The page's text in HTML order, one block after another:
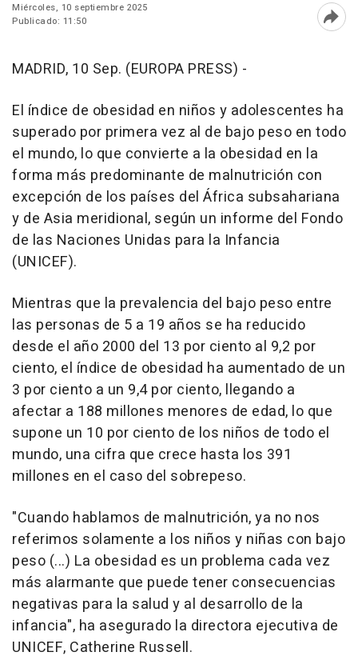
Miércoles, 10 septiembre 2025
Publicado: 11:50
MADRID, 10 Sep. (EUROPA PRESS) -
El índice de obesidad en niños y adolescentes ha
superado por primera vez al de bajo peso en todo
el mundo, lo que convierte a la obesidad en la
forma más predominante de malnutrición con
excepción de los países del África subsahariana
y de Asia meridional, según un informe del Fondo
de las Naciones Unidas para la Infancia
(UNICEF).
Mientras que la prevalencia del bajo peso entre
las personas de 5 a 19 años se ha reducido
desde el año 2000 del 13 por ciento al 9,2 por
ciento, el índice de obesidad ha aumentado de un
3 por ciento a un 9,4 por ciento, llegando a
afectar a 188 millones menores de edad, lo que
supone un 10 por ciento de los niños de todo el
mundo, una cifra que crece hasta los 391
millones en el caso del sobrepeso.
"Cuando hablamos de malnutrición, ya no nos
referimos solamente a los niños y niñas con bajo
peso (...) La obesidad es un problema cada vez
más alarmante que puede tener consecuencias
negativas para la salud y al desarrollo de la
infancia", ha asegurado la directora ejecutiva de
UNICEF, Catherine Russell.